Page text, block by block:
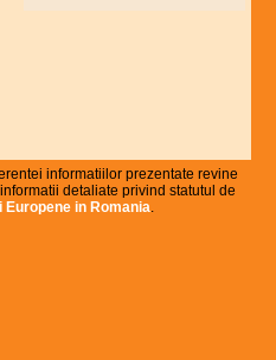
informatiilor prezentate revine
detaliate privind statutul de
in Romania.